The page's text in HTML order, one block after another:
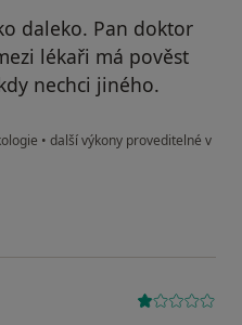
daleko. Pan doktor
lékaři má pověst
nechci jiného.
• další výkony proveditelné v